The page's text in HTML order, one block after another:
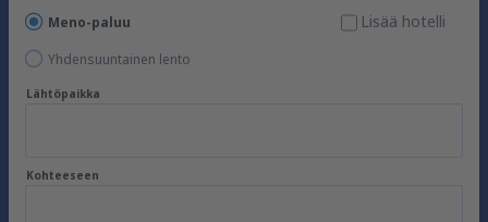
Meno-paluu
Yhdensuuntainen lento
Lisää hotelli
Lähtöpaikka
Kohteeseen